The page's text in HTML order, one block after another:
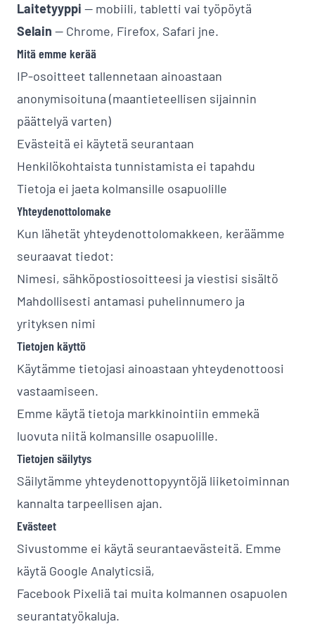
Laitetyyppi -- mobiili, tabletti vai työpöytä
Selain -- Chrome, Firefox, Safari jne.
Mitä emme kerää
IP-osoitteet tallennetaan ainoastaan
anonymisoituna (maantieteellisen sijainnin
päättelyä varten)
Evästeitä ei käytetä seurantaan
Henkilökohtaista tunnistamista ei tapahdu
Tietoja ei jaeta kolmansille osapuolille
Yhteydenottolomake
Kun lähetät yhteydenottolomakkeen, keräämme
seuraavat tiedot:
Nimesi, sähköpostiosoitteesi ja viestisi sisältö
Mahdollisesti antamasi puhelinnumero ja
yrityksen nimi
Tietojen käyttö
Käytämme tietojasi ainoastaan yhteydenottoosi
vastaamiseen.
Emme käytä tietoja markkinointiin emmekä
luovuta niitä kolmansille osapuolille.
Tietojen säilytys
Säilytämme yhteydenottopyyntöjä liiketoiminnan
kannalta tarpeellisen ajan.
Evästeet
Sivustomme ei käytä seurantaevästeitä. Emme
käytä Google Analyticsiä,
Facebook Pixeliä tai muita kolmannen osapuolen
seurantatyökaluja.